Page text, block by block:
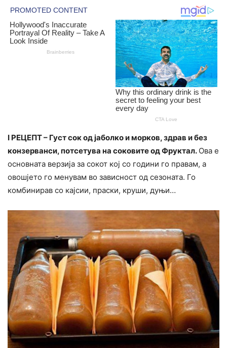
I РЕЦЕПТ – Густ сок од јаболко и морков, здрав и без
конзерванси, потсетува на соковите од Фруктал. Ова е
основната верзија за сокот кој со години го правам, а
овошјето го менувам во зависност од сезоната. Го
комбинирав со кајсии, праски, круши, дуњи…